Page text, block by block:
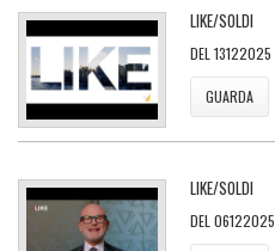
LIKE/SOLDI
DEL 13122025
GUARDA
LIKE/SOLDI
DEL 06122025